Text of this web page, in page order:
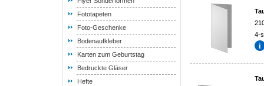
Fototapeten
Foto-Geschenke
Bodenaufkleber
Karten zum Geburtstag
Bedruckte Gläser
Hefte
4-